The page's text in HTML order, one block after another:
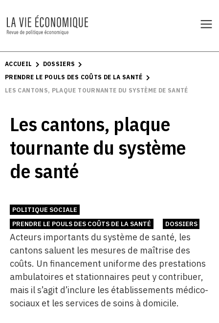
ACCUEIL
DOSSIERS
PRENDRE LE POULS DES COÛTS DE LA SANTÉ
LES CANTONS, PLAQUE TOURNANTE DU SYSTÈME DE SANTÉ
Les cantons, plaque
tournante du système
de santé
POLITIQUE SOCIALE
PRENDRE LE POULS DES COÛTS DE LA SANTÉ
DOSSIERS
Acteurs importants du système de santé, les
cantons saluent les mesures de maîtrise des
coûts. Un financement uniforme des prestations
ambulatoires et stationnaires peut y contribuer,
mais il s’agit d’inclure les établissements médico-
sociaux et les services de soins à domicile.